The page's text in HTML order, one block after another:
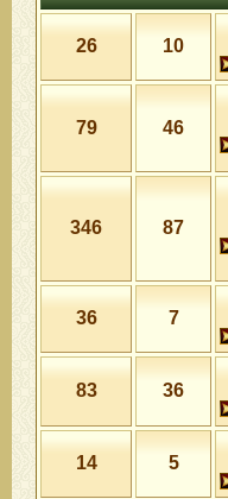
10
26
46
79
87
346
7
36
36
83
5
14